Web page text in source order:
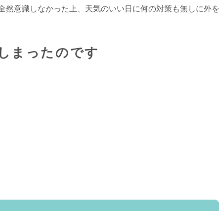
然意識しなかった上、天気のいい日に何の対策も無しに外を
まったのです